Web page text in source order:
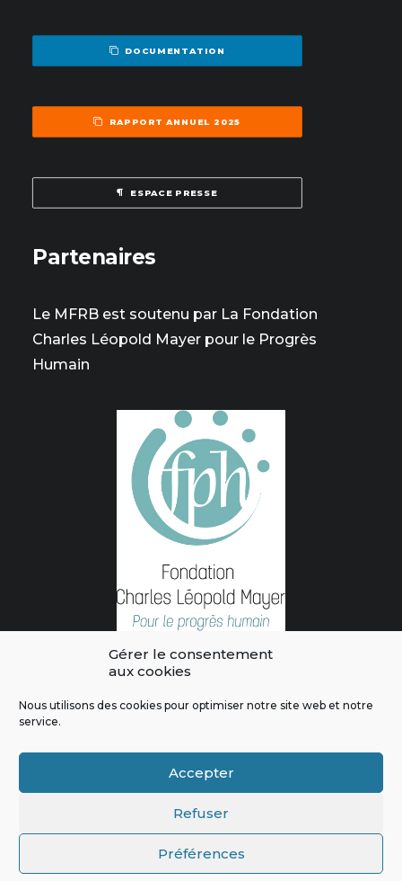
Gérer le consentement
aux cookies
Nous utilisons des cookies pour optimiser notre site web et notre
service.
Accepter
Refuser
Préférences
DOCUMENTATION
RAPPORT ANNUEL 2025
ESPACE PRESSE
Partenaires
Le MFRB est soutenu par La Fondation
Charles Léopold Mayer pour le Progrès
Humain
L'intégralité des contenus de ce site sont publiés sous licence
|Politique de confidentialité